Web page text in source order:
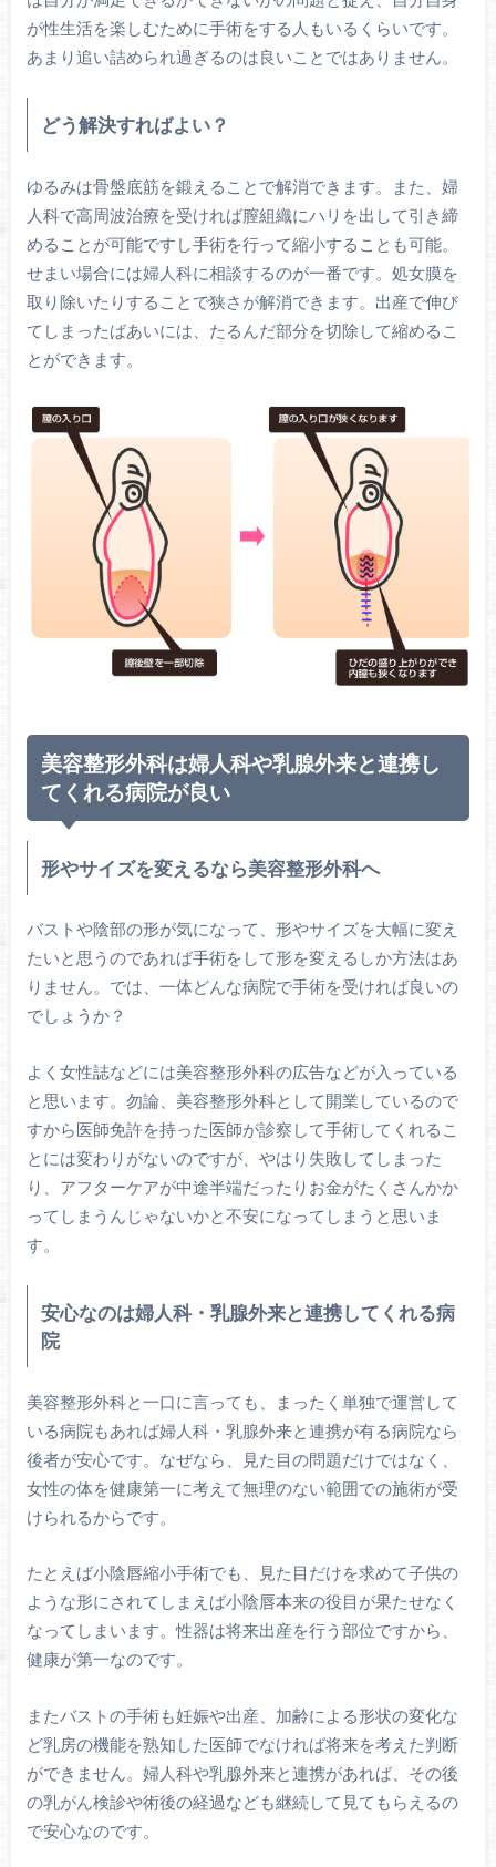
が性生活を楽しむために手術をする人もいるくらいです。
あまり追い詰められ過ぎるのは良いことではありません。
どう解決すればよい？
ゆるみは骨盤底筋を鍛えることで解消できます。また、婦
人科で高周波治療を受ければ膣組織にハリを出して引き締
めることが可能ですし手術を行って縮小することも可能。
せまい場合には婦人科に相談するのが一番です。処女膜を
取り除いたりすることで狭さが解消できます。出産で伸び
てしまったばあいには、たるんだ部分を切除して縮めるこ
とができます。
美容整形外科は婦人科や乳腺外来と連携し
てくれる病院が良い
形やサイズを変えるなら美容整形外科へ
バストや陰部の形が気になって、形やサイズを大幅に変え
たいと思うのであれば手術をして形を変えるしか方法はあ
りません。では、一体どんな病院で手術を受ければ良いの
でしょうか？
よく女性誌などには美容整形外科の広告などが入っている
と思います。勿論、美容整形外科として開業しているので
すから医師免許を持った医師が診察して手術してくれるこ
とには変わりがないのですが、やはり失敗してしまった
り、アフターケアが中途半端だったりお金がたくさんかか
ってしまうんじゃないかと不安になってしまうと思いま
す。
安心なのは婦人科・乳腺外来と連携してくれる病
院
美容整形外科と一口に言っても、まったく単独で運営して
いる病院もあれば婦人科・乳腺外来と連携が有る病院なら
後者が安心です。なぜなら、見た目の問題だけではなく、
女性の体を健康第一に考えて無理のない範囲での施術が受
けられるからです。
たとえば小陰唇縮小手術でも、見た目だけを求めて子供の
ような形にされてしまえば小陰唇本来の役目が果たせなく
なってしまいます。性器は将来出産を行う部位ですから、
健康が第一なのです。
またバストの手術も妊娠や出産、加齢による形状の変化な
ど乳房の機能を熟知した医師でなければ将来を考えた判断
ができません。婦人科や乳腺外来と連携があれば、その後
の乳がん検診や術後の経過なども継続して見てもらえるの
で安心なのです。